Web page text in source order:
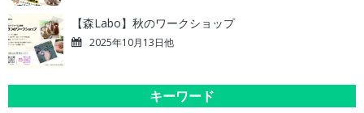
【森Labo】秋のワークショップ
2025年10月13日他
キーワード